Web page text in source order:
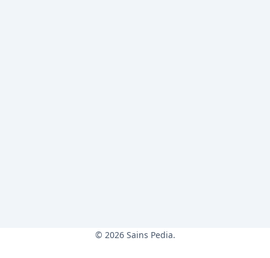
© 2026 Sains Pedia.